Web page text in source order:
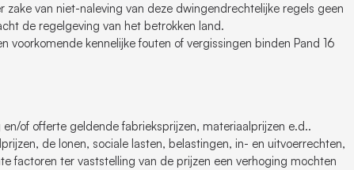
van niet-naleving van deze dwingendrechtelijke regels geen
de regelgeving van het betrokken land.
kennelijke fouten of vergissingen binden Pand 16
of offerte geldende fabrieksprijzen, materiaalprijzen e.d..
de lonen, sociale lasten, belastingen, in- en uitvoerrechten,
factoren ter vaststelling van de prijzen een verhoging mochten